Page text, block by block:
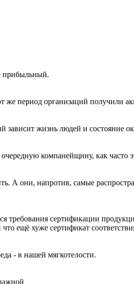
прибыльный.
же период организаций получили
зависит жизнь людей и состояние
компанейщину, как часто
А они, напротив, самые
требования сертификации
ещё хуже сертификат
- в нашей мягкотелости.